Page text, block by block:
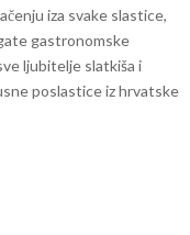
iza svake slastice,
gastronomske
ljubitelje slatkiša i
poslastice iz hrvatske